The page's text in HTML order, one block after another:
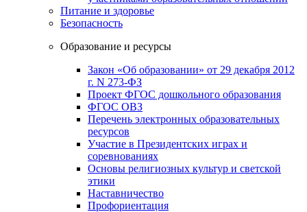
Питание и здоровье
Безопасность
Образование и ресурсы
Закон «Об образовании» от 29 декабря 2012
г. N 273-ФЗ
Проект ФГОС дошкольного образования
ФГОС ОВЗ
Перечень электронных образовательных
ресурсов
Участие в Президентских играх и
соревнованиях
Основы религиозных культур и светской
этики
Наставничество
Профориентация